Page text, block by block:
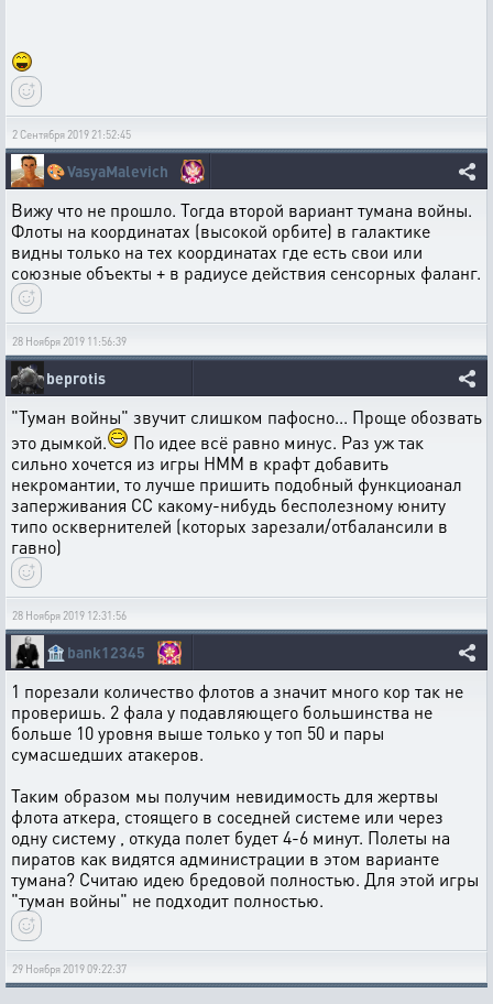
2 Сентября 2019 21:52:45
🎨VasyaMalevich
Вижу что не прошло. Тогда второй вариант тумана войны.
Флоты на координатах (высокой орбите) в галактике
видны только на тех координатах где есть свои или
союзные объекты + в радиусе действия сенсорных фаланг.
28 Ноября 2019 11:56:39
beprotis
"Туман войны" звучит слишком пафосно... Проще обозвать
это дымкой.
По идее всё равно минус. Раз уж так
сильно хочется из игры HMM в крафт добавить
некромантии, то лучше пришить подобный функциоанал
заперживания СС какому-нибудь бесполезному юниту
типо осквернителей (которых зарезали/отбалансили в
гавно)
28 Ноября 2019 12:31:56
🏦 bank12345
1 порезали количество флотов а значит много кор так не
проверишь. 2 фала у подавляющего большинства не
больше 10 уровня выше только у топ 50 и пары
сумасшедших атакеров.
Таким образом мы получим невидимость для жертвы
флота аткера, стоящего в соседней системе или через
одну систему , откуда полет будет 4-6 минут. Полеты на
пиратов как видятся администрации в этом варианте
тумана? Считаю идею бредовой полностью. Для этой игры
"туман войны" не подходит полностью.
29 Ноября 2019 09:22:37